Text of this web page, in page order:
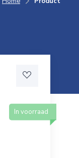
In voorraad